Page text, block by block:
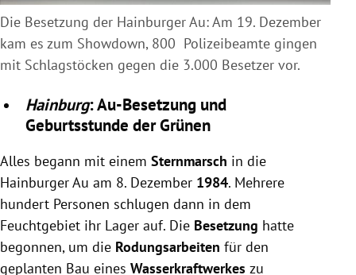
Die Besetzung der Hainburger Au: Am 19. Dezember
kam es zum Showdown, 800 Polizeibeamte gingen
mit Schlagstöcken gegen die 3.000 Besetzer vor.
Hainburg: Au-Besetzung und
Geburtsstunde der Grünen
Alles begann mit einem Sternmarsch in die
Hainburger Au am 8. Dezember 1984. Mehrere
hundert Personen schlugen dann in dem
Feuchtgebiet ihr Lager auf. Die Besetzung hatte
begonnen, um die Rodungsarbeiten für den
geplanten Bau eines Wasserkraftwerkes zu